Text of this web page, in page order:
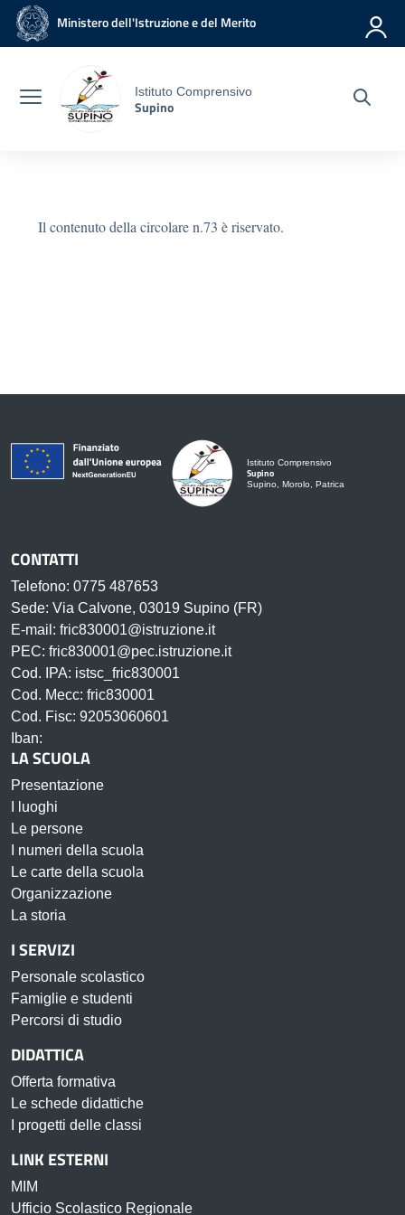
Vai ai contenuti
Vai al menu di navigazione
Vai al footer
Ministero dell'Istruzione e del Merito
Istituto Comprensivo
Supino
Il contenuto della circolare n.73 è riservato.
Istituto Comprensivo
Supino
Supino, Morolo, Patrica
CONTATTI
Telefono: 0775 487653
Sede: Via Calvone, 03019 Supino (FR)
E-mail: fric830001@istruzione.it
PEC: fric830001@pec.istruzione.it
Cod. IPA: istsc_fric830001
Cod. Mecc: fric830001
Cod. Fisc: 92053060601
Iban:
LA SCUOLA
Presentazione
I luoghi
Le persone
I numeri della scuola
Le carte della scuola
Organizzazione
La storia
I SERVIZI
Personale scolastico
Famiglie e studenti
Percorsi di studio
DIDATTICA
Offerta formativa
Le schede didattiche
I progetti delle classi
LINK ESTERNI
MIM
Ufficio Scolastico Regionale